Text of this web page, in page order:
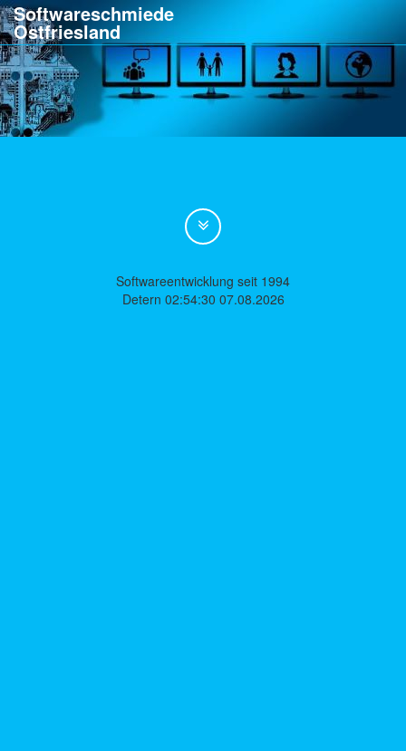
Softwareschmiede
Ostfriesland
Softwareentwicklung seit 1994
Detern 02:54:30 07.08.2026